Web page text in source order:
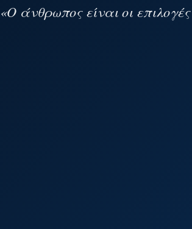
«Ο άνθρωπος είναι οι